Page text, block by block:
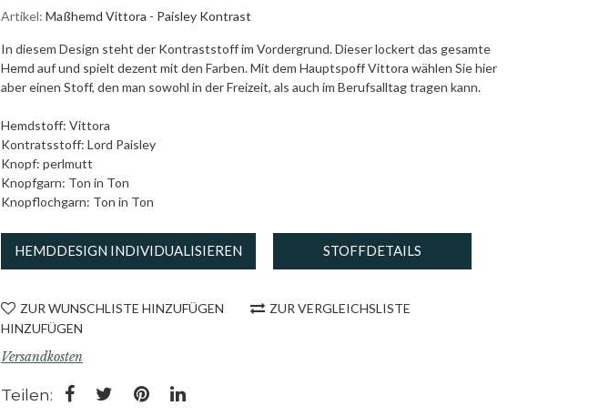
Artikel Maßhemd Vittora - Paisley Kontrast
In diesem Design steht der Kontraststoff im Vordergrund. Dieser lockert das gesamte
Hemd auf und spielt dezent mit den Farben. Mit dem Hauptspoff Vittora wählen Sie hier
aber einen Stoff, den man sowohl in der Freizeit, als auch im Berufsalltag tragen kann.
Hemdstoff: Vittora
Kontratsstoff: Lord Paisley
Knopf: perlmutt
Knopfgarn: Ton in Ton
Knopflochgarn: Ton in Ton
HEMDDESIGN INDIVIDUALISIEREN STOFFDETAILS
ZUR WUNSCHLISTE HINZUFÜGEN
ZUR VERGLEICHSLISTE
HINZUFÜGEN
Versandkosten
Teilen: